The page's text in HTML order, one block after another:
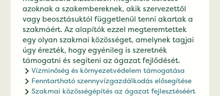
azoknak a szakembereknek, akik szervezettől
vagy beosztásuktól függetlenül tenni akartak a
szakmáért. Az alapítók ezzel megteremtettek
egy olyan szakmai közösséget, amelynek tagjai
úgy érezték, hogy egyénileg is szeretnék
támogatni és segíteni az ágazat fejlődését.
Vízminőség és környezetvédelem támogatása
Fenntartható szennyvízgazdálkodás elősegítése
Szakmai közösségépítés az ágazat fejlesztéséért